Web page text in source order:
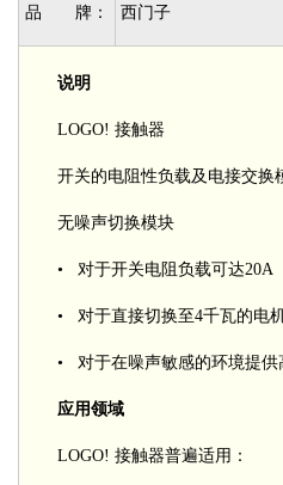
品 牌： 西门子
说明
LOGO! 接触器
开关的电阻性负载及电接交换
无噪声切换模块
• 对于开关电阻负载可达20A
• 对于直接切换至4千瓦的电
• 对于在噪声敏感的环境提供
应用领域
LOGO! 接触器普遍适用：